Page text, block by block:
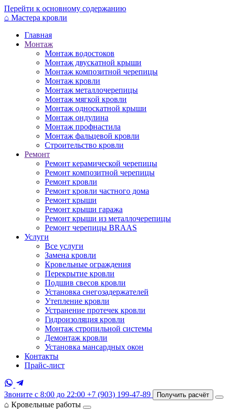
Перейти к основному содержанию
⌂ Мастера кровли
Главная
Монтаж
Монтаж водостоков
Монтаж двускатной крыши
Монтаж композитной черепицы
Монтаж кровли
Монтаж металлочерепицы
Монтаж мягкой кровли
Монтаж односкатной крыши
Монтаж ондулина
Монтаж профнастила
Монтаж фальцевой кровли
Строительство кровли
Ремонт
Ремонт керамической черепицы
Ремонт композитной черепицы
Ремонт кровли
Ремонт кровли частного дома
Ремонт крыши
Ремонт крыши гаража
Ремонт крыши из металлочерепицы
Ремонт черепицы BRAAS
Услуги
Все услуги
Замена кровли
Кровельные ограждения
Перекрытие кровли
Подшив свесов кровли
Установка снегозадержателей
Утепление кровли
Устранение протечек кровли
Гидроизоляция кровли
Монтаж стропильной системы
Демонтаж кровли
Установка мансардных окон
Контакты
Прайс-лист
Звоните с 8:00 до 22:00 +7 (903) 199-47-89 Получить расчёт
⌂ Кровельные работы